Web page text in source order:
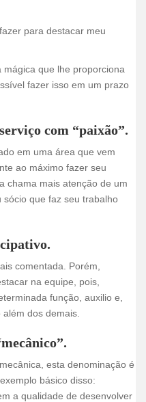
para destacar meu
que lhe proporciona
fazer isso em um prazo
com “paixão”.
em uma área que vem
ao máximo fazer seu
chama mais atenção de um
que faz seu trabalho
comentada. Porém,
na equipe, pois,
função, auxilio e,
dos demais.
esta denominação é
básico disso:
a qualidade de desenvolver